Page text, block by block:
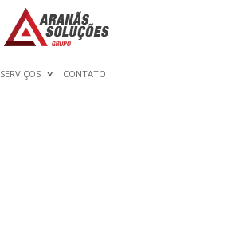
SERVIÇOS CONTATO